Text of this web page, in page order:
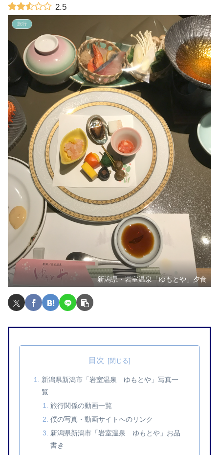
2.5
旅行
新潟県・岩室温泉「ゆもとや」夕食
目次
新潟県新潟市「岩室温泉 ゆもとや」写真一
覧
旅行関係の動画一覧
僕の写真・動画サイトへのリンク
新潟県新潟市「岩室温泉 ゆもとや」お品
書き